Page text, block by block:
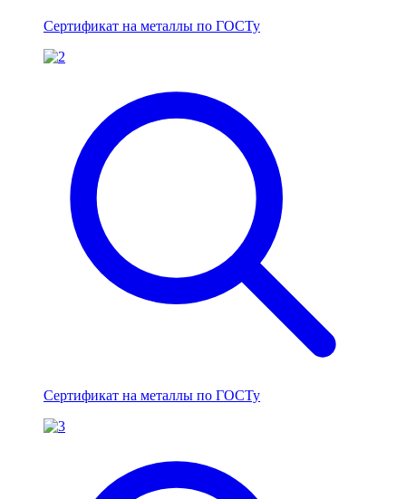
Сертификат на металлы по ГОСТу
Сертификат на металлы по ГОСТу